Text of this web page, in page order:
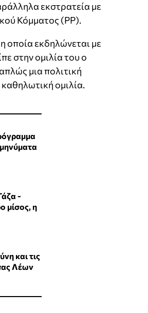
εκστρατεία με
Κόμματος (PP).
η οποία εκδηλώνεται με
στην ομιλία του ο
μια πολιτική
ομιλία.
-
μίσος, η
και τις
Λέων